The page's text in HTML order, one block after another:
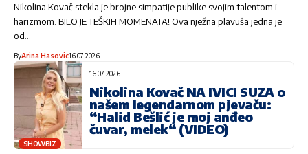
Nikolina Kovač stekla je brojne simpatije publike svojim talentom i
harizmom. BILO JE TEŠKIH MOMENATA! Ova nježna plavuša jedna je
od…
ByArina Hasovic16.07.2026
16.07.2026
Nikolina Kovač NA IVICI SUZA o
našem legendarnom pjevaču:
“Halid Bešlić je moj anđeo
čuvar, melek“ (VIDEO)
SHOWBIZ